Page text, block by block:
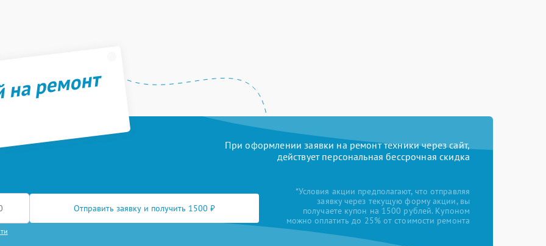
ремонт
При оформлении заявки на ремонт техники через сайт,
действует персональная бессрочная скидка
Отправить заявку и получить 1500 ₽
*Условия акции предполагают, что отправляя
заявку через текущую форму акции, вы
получаете купон на 1500 рублей. Купоном
можно оплатить до 25% от стоимости ремонта